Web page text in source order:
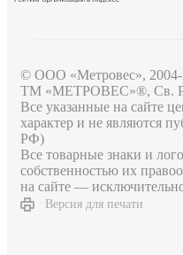
© ООО «Метровес», 2004-
ТМ «МЕТРОВЕС»®, Св.
Все указанные на сайте
характер и не являются
РФ)
Все товарные знаки и
собственностью их
на сайте —
Версия для печати